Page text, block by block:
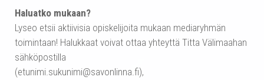
Haluatko mukaan?
Lyseo etsii aktiivisia opiskelijoita mukaan mediaryhmän
toimintaan! Halukkaat voivat ottaa yhteyttä Titta Välimaahan
sähköpostilla
(etunimi.sukunimi@savonlinna.fi),